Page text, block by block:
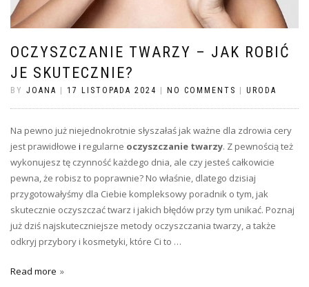
OCZYSZCZANIE TWARZY – JAK ROBIĆ
JE SKUTECZNIE?
BY JOANA 17 LISTOPADA 2024 NO COMMENTS URODA
Na pewno już niejednokrotnie słyszałaś jak ważne dla zdrowia cery
jest prawidłowe i regularne oczyszczanie twarzy. Z pewnością też
wykonujesz tę czynność każdego dnia, ale czy jesteś całkowicie
pewna, że robisz to poprawnie? No właśnie, dlatego dzisiaj
przygotowałyśmy dla Ciebie kompleksowy poradnik o tym, jak
skutecznie oczyszczać twarz i jakich błędów przy tym unikać. Poznaj
już dziś najskuteczniejsze metody oczyszczania twarzy, a także
odkryj przybory i kosmetyki, które Ci to …
Read more